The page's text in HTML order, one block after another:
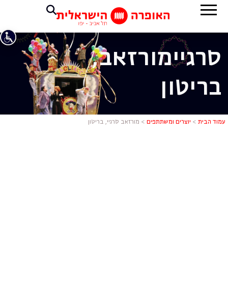
מורזאב
סרגיימורזאב,
בריטון
עמוד הבית > יוצרים ומשתתפים > מורזאב סרגיי, בריטון